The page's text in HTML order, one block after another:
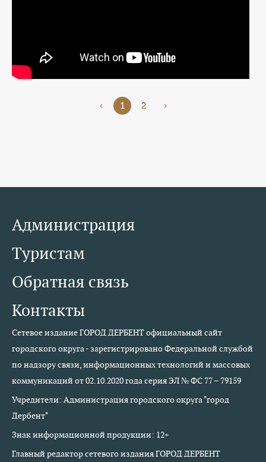
‹ 1 2 ›
Администрация
Туристам
Обратная связь
Контакты
Сетевое издание ГОРОД ДЕРБЕНТ официальный сайт
городского округа - зарегистрировано Федеральной службой
по надзору связи, информационных технологий и массовых
коммуникаций от 02.10.2020 года серия ЭЛ № ФС 77 – 79159
Учредители: Администрация городского округа "город
Дербент"
Знак информационной продукции: 12+
Главный редактор сетевого издания ГОРОД ДЕРБЕНТ